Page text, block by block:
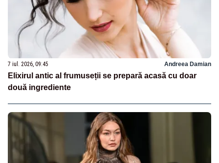
7 iul. 2026, 09:45 Andreea Damian
Elixirul antic al frumuseții se prepară acasă cu doar
două ingrediente